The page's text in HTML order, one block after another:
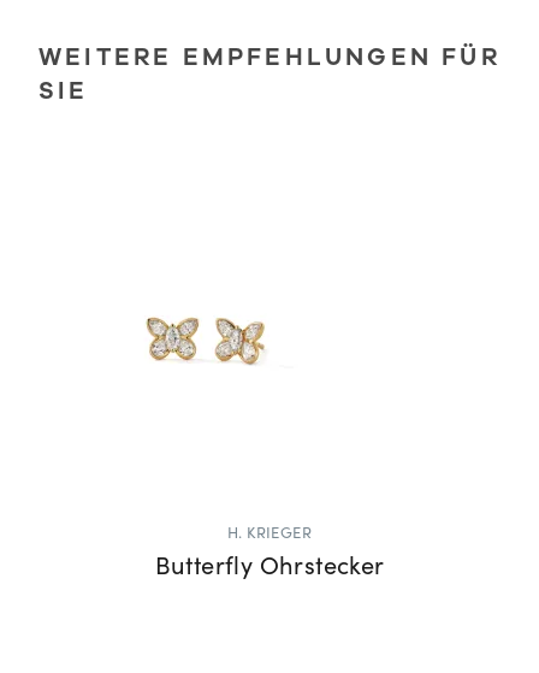
WEITERE EMPFEHLUNGEN FÜR
SIE
H. KRIEGER
Butterfly Ohrstecker